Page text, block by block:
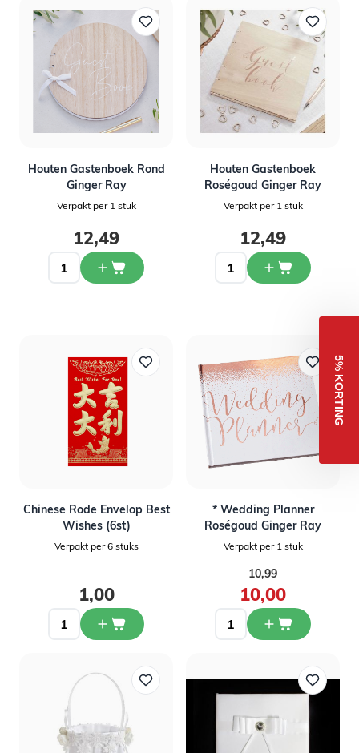
Houten Gastenboek Rond
Ginger Ray
Verpakt per 1 stuk
12,49
Houten Gastenboek
Roségoud Ginger Ray
Verpakt per 1 stuk
12,49
Chinese Rode Envelop Best
Wishes (6st)
Verpakt per 6 stuks
1,00
* Wedding Planner
Roségoud Ginger Ray
Verpakt per 1 stuk
Speciale prijs
10,00
Normale prijs
10,99
5% KORTING